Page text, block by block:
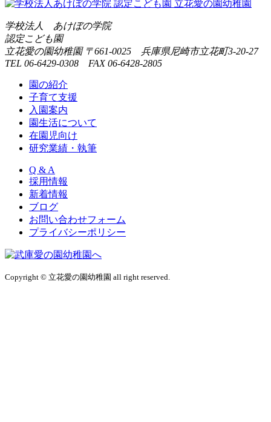
学校法人 あけぼの学院
認定こども園
立花愛の園幼稚園 〒661-0025 兵庫県尼崎市立花町3-20-27
TEL 06-6429-0308 FAX 06-6428-2805
園の紹介
子育て支援
入園案内
園生活について
在園児向け
研究業績・執筆
Q & A
採用情報
新着情報
ブログ
お問い合わせフォーム
プライバシーポリシー
Copyright © 立花愛の園幼稚園 all right reserved.